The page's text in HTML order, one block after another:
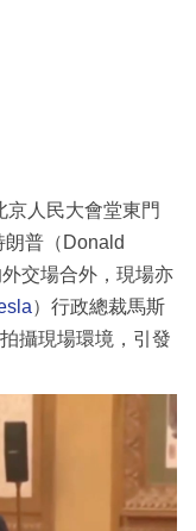
京人民大會堂東門
普（Donald
交場合外，現場亦
）行政總裁馬斯
攝現場環境，引發